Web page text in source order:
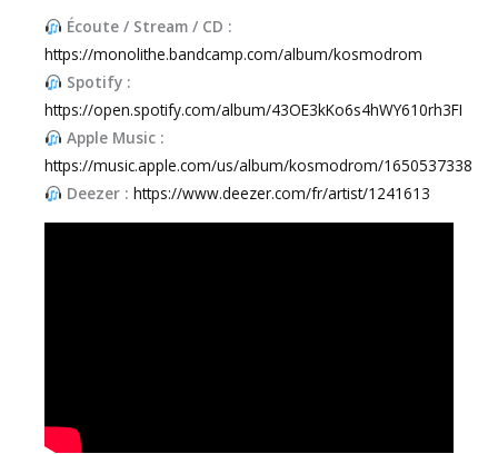
Écoute / Stream / CD :
https://monolithe.bandcamp.com/album/kosmodrom
Spotify :
https://open.spotify.com/album/43OE3kKo6s4hWY610rh3FI
Apple Music :
https://music.apple.com/us/album/kosmodrom/1650537338
Deezer : https://www.deezer.com/fr/artist/1241613